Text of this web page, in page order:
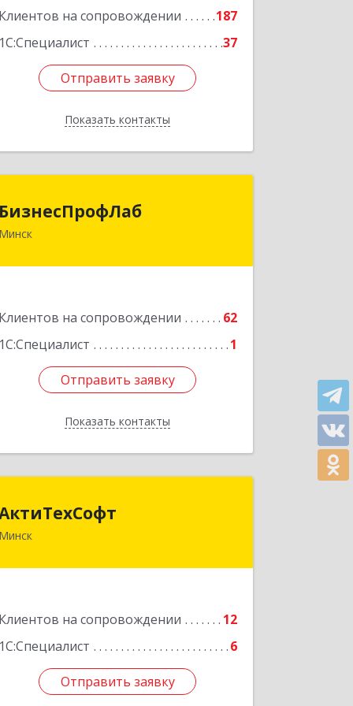
Клиентов на сопровождении
187
1С:Специалист
37
Отправить заявку
Показать контакты
Отправить заявку
Назад
БизнесПрофЛаб
Минск
Клиентов на сопровождении
62
1С:Специалист
1
Отправить заявку
Показать контакты
БизнесПрофЛаб
ул. Соломенная, д. 23, к. 18, 220088,
Отправить заявку
Назад
Минск
Клиентов на сопровождении
12
1С:Специалист
6
Отправить заявку
Республика Беларусь, г. Минск, ул.
Отправить заявку